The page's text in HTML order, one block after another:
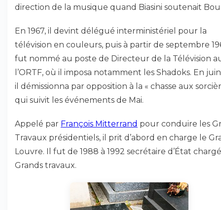
direction de la musique quand Biasini soutenait
En 1967, il devint délégué interministériel pour la
télévision en couleurs, puis à partir de septembre
fut nommé au poste de Directeur de la Télévision
l’ORTF, où il imposa notamment les Shadoks. En juin
il démissionna par opposition à la « chasse aux
qui suivit les événements de Mai.
Appelé par François Mitterrand pour conduire les
Travaux présidentiels, il prit d’abord en charge le
Louvre. Il fut de 1988 à 1992 secrétaire d’État
Grands travaux.